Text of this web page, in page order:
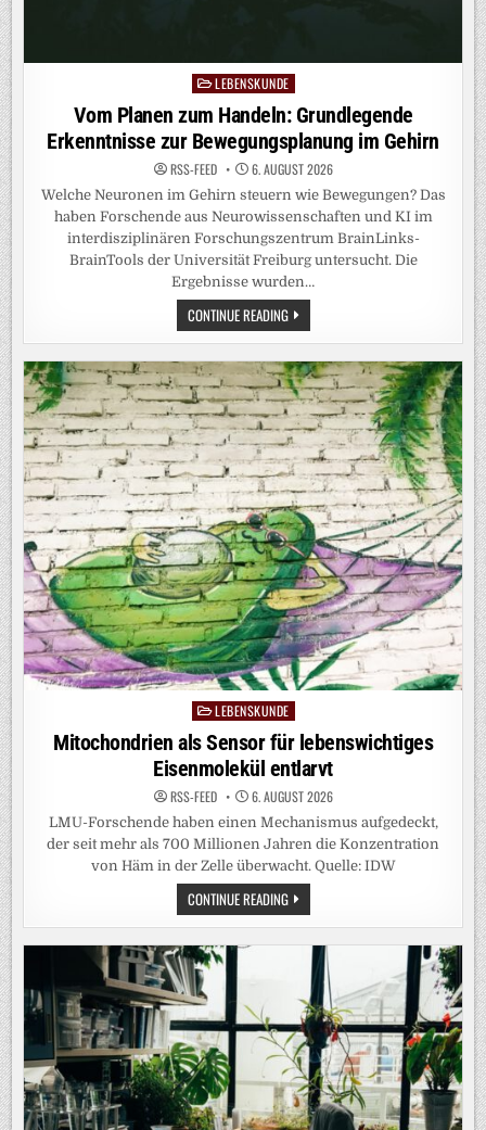
PostedLEBENSKUNDE
Vom Planen zum Handeln: Grundlegende
Erkenntnisse zur Bewegungsplanung im Gehirn
RSS-FEED 6. AUGUST 2026
Welche Neuronen im Gehirn steuern wie Bewegungen? Das
haben Forschende aus Neurowissenschaften und KI im
interdisziplinären Forschungszentrum BrainLinks-
BrainTools der Universität Freiburg untersucht. Die
Ergebnisse wurden…
CONTINUE READINGVOM
PLANEN
ZUM
HANDELN:
GRUNDLEGENDE
ERKENNTNISSE
ZUR
BEWEGUNGSPLANUNG
IM
GEHIRN
Posted
in
LEBENSKUNDE
Mitochondrien als Sensor für lebenswichtiges
Eisenmolekül entlarvt
RSS-FEED 6. AUGUST 2026
LMU-Forschende haben einen Mechanismus aufgedeckt,
der seit mehr als 700 Millionen Jahren die Konzentration
von Häm in der Zelle überwacht. Quelle: IDW
CONTINUE READINGMITOCHONDRIEN
ALS
SENSOR
LEBENSWICHTIGES
EISENMOLEKÜL
ENTLARVT